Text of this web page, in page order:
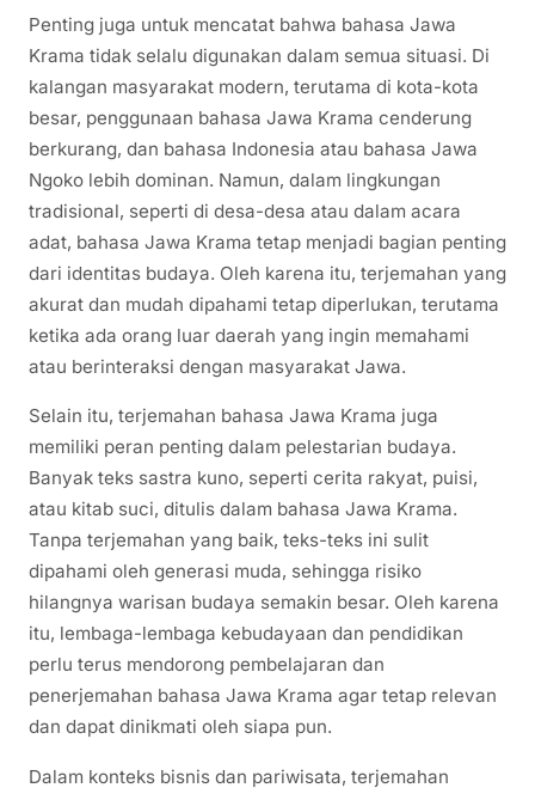
Penting juga untuk mencatat bahwa bahasa Jawa
Krama tidak selalu digunakan dalam semua situasi. Di
kalangan masyarakat modern, terutama di kota-kota
besar, penggunaan bahasa Jawa Krama cenderung
berkurang, dan bahasa Indonesia atau bahasa Jawa
Ngoko lebih dominan. Namun, dalam lingkungan
tradisional, seperti di desa-desa atau dalam acara
adat, bahasa Jawa Krama tetap menjadi bagian penting
dari identitas budaya. Oleh karena itu, terjemahan yang
akurat dan mudah dipahami tetap diperlukan, terutama
ketika ada orang luar daerah yang ingin memahami
atau berinteraksi dengan masyarakat Jawa.
Selain itu, terjemahan bahasa Jawa Krama juga
memiliki peran penting dalam pelestarian budaya.
Banyak teks sastra kuno, seperti cerita rakyat, puisi,
atau kitab suci, ditulis dalam bahasa Jawa Krama.
Tanpa terjemahan yang baik, teks-teks ini sulit
dipahami oleh generasi muda, sehingga risiko
hilangnya warisan budaya semakin besar. Oleh karena
itu, lembaga-lembaga kebudayaan dan pendidikan
perlu terus mendorong pembelajaran dan
penerjemahan bahasa Jawa Krama agar tetap relevan
dan dapat dinikmati oleh siapa pun.
Dalam konteks bisnis dan pariwisata, terjemahan